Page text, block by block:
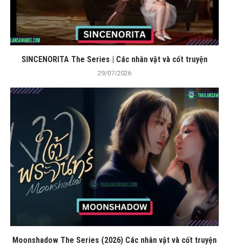
SINCENORITA The Series | Các nhân vật và cốt truyện
29/07/2026
Moonshadow The Series (2026) Các nhân vật và cốt truyện